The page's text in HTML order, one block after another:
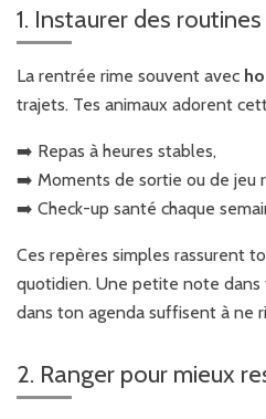
1. Instaurer des
La rentrée rime souvent avec
trajets. Tes animaux adorent
➡️ Repas à heures stables,
➡️ Moments de sortie ou de jeu
➡️ Check-up santé chaque
Ces repères simples rassurent
quotidien. Une petite note
dans ton agenda suffisent à ne
2. Ranger pour mieux